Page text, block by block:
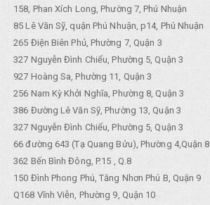
158, Phan Xích Long, Phường 7, Phú Nhuận
85 Lê Văn Sỹ, quận Phú Nhuận, p14, Phú Nhuận
265 Điện Biên Phủ, Phường 7, Quận 3
327 Nguyễn Đình Chiểu, Phường 5, Quận 3
927 Hoàng Sa, Phường 11, Quận 3
256 Nam Kỳ Khởi Nghĩa, Phường 8, Quận 3
386 Đường Lê Văn Sỹ, Phường 13, Quận 3
327 Nguyễn Đình Chiểu, Phường 5, Quận 3
66 đường 643 (Tạ Quang Bửu), Phường 4,Quận 8
362 Bến Bình Đông, P.15 , Q.8
150 Đình Phong Phú, Tăng Nhơn Phú B, Quận 9
Q168 Vĩnh Viễn, Phường 9, Quận 10